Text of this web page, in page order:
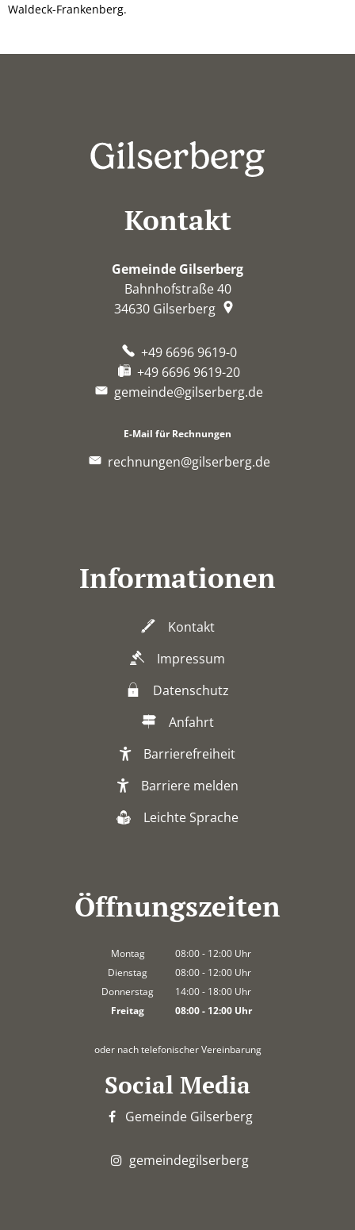
Waldeck-Frankenberg.
Kontakt
Gemeinde Gilserberg
Bahnhofstraße 40
34630 Gilserberg
+49 6696 9619-0
+49 6696 9619-20
gemeinde@gilserberg.de
E-Mail für Rechnungen
rechnungen@gilserberg.de
Informationen
Kontakt
Impressum
Datenschutz
Anfahrt
Barrierefreiheit
Barriere melden
Leichte Sprache
Öffnungszeiten
Montag 08:00- 12:00 Uhr
Von 08:00 bis 12:00 Uhr
Dienstag 08:00- 12:00 Uhr
Von 08:00 bis 12:00 Uhr
Donnerstag 14:00- 18:00 Uhr
Von 14:00 bis 18:00 Uhr
Freitag 08:00- 12:00Uhr
oder nach telefonischer Vereinbarung
Social Media
Gemeinde Gilserberg
gemeindegilserberg